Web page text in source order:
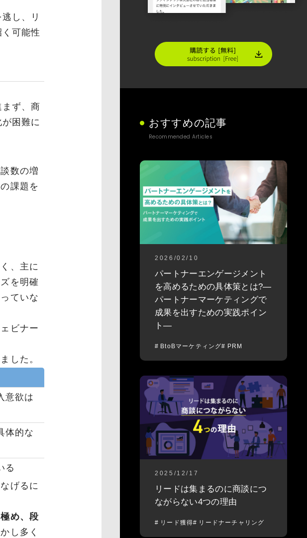
し、リ
可能性
ず、商
困難に
数の増
課題を
、主に
を明確
ていな
ビナー
した。
意欲は
体的な
る
げるに
め、段
し多く
おすすめの記事
Recommended Articles
2026/02/10
パートナーエンゲージメント
を高めるための具体策とは?―
パートナーマーケティングで
成果を出すための実践ポイン
ト―
BtoBマーケティング PRM
2025/12/17
リードは集まるのに商談につ
ながらない4つの理由
リード獲得 リードナーチャリング